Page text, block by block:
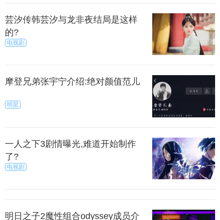
芸汐传韩芸汐与龙非夜结局是这样
的?
电视剧
摩登兄弟张宇宁介绍:绝对颜值范儿
明星
一人之下3剧情曝光,难道开始制作
了?
电视剧
明日之子2魔性组合odyssey成员介